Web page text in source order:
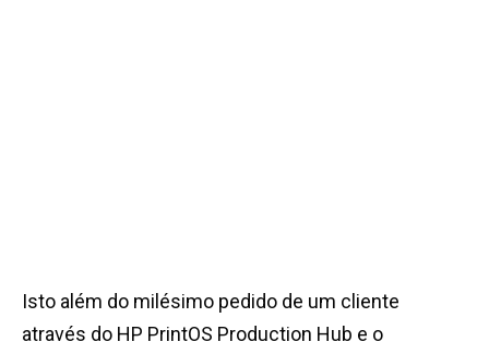
Isto além do milésimo pedido de um cliente
através do HP PrintOS Production Hub e o